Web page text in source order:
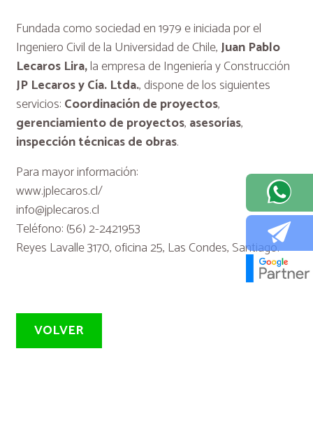
Fundada como sociedad en 1979 e iniciada por el
Ingeniero Civil de la Universidad de Chile,Juan Pablo
Lecaros Lira,la empresa de Ingeniería y Construcción
JP Lecaros y Cía. Ltda., dispone de los siguientes
servicios: Coordinación de proyectos,
gerenciamiento de proyectos, asesorías,
inspección técnicas de obras.
Para mayor información:
www.jplecaros.cl/
info@jplecaros.cl
Teléfono: (56) 2-2421953
Reyes Lavalle 3170, oficina 25, Las Condes, Santiago.
VOLVER